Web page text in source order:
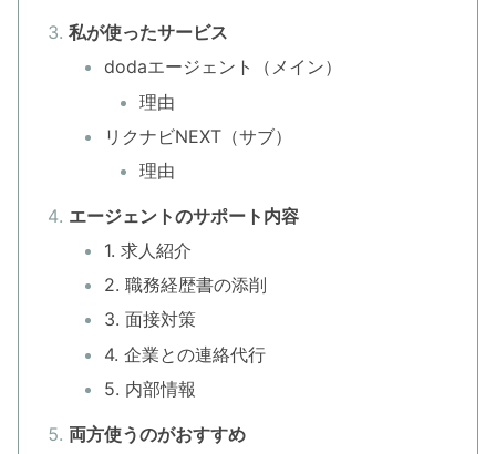
私が使ったサービス
dodaエージェント（メイン）
理由
リクナビNEXT（サブ）
理由
エージェントのサポート内容
1. 求人紹介
2. 職務経歴書の添削
3. 面接対策
4. 企業との連絡代行
5. 内部情報
両方使うのがおすすめ